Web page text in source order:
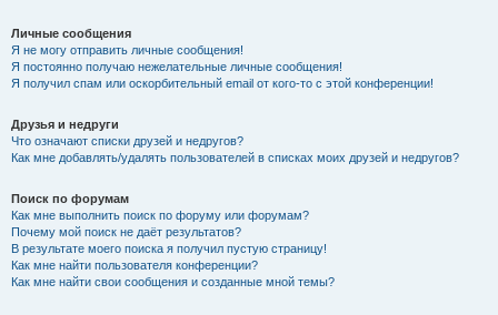
Личные сообщения
Я не могу отправить личные сообщения!
Я постоянно получаю нежелательные личные сообщения!
Я получил спам или оскорбительный email от кого-то с этой конференции!
Друзья и недруги
Что означают списки друзей и недругов?
Как мне добавлять/удалять пользователей в списках моих друзей и недругов?
Поиск по форумам
Как мне выполнить поиск по форуму или форумам?
Почему мой поиск не даёт результатов?
В результате моего поиска я получил пустую страницу!
Как мне найти пользователя конференции?
Как мне найти свои сообщения и созданные мной темы?